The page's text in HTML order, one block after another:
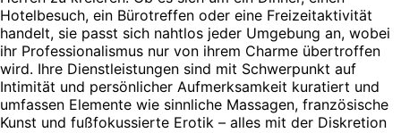
Hotelbesuch, ein Bürotreffen oder eine Freizeitaktivität
handelt, sie passt sich nahtlos jeder Umgebung an, wobei
ihr Professionalismus nur von ihrem Charme übertroffen
wird. Ihre Dienstleistungen sind mit Schwerpunkt auf
Intimität und persönlicher Aufmerksamkeit kuratiert und
umfassen Elemente wie sinnliche Massagen, französische
Kunst und fußfokussierte Erotik – alles mit der Diskretion